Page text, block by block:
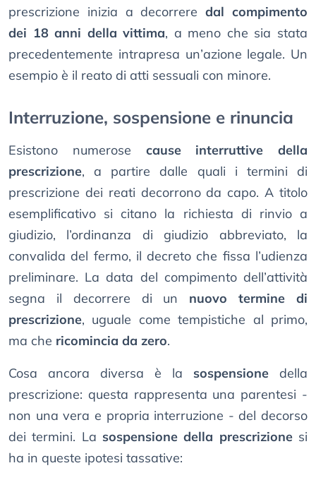
prescrizione inizia a decorreredal compimento
dei 18 anni della vittima, a meno che sia stata
precedentemente intrapresa un’azione legale. Un
esempio è il reato di atti sessuali con minore.
Interruzione, sospensione e rinuncia
Esistono numerose cause interruttive della
prescrizione, a partire dalle quali i termini di
prescrizione dei reati decorrono da capo. A titolo
esemplificativo si citano la richiesta di rinvio a
giudizio, l’ordinanza di giudizio abbreviato, la
convalida del fermo, il decreto che fissa l’udienza
preliminare. La data del compimento dell’attività
segna il decorrere di un nuovo termine di
prescrizione, uguale come tempistiche al primo,
ma che ricomincia da zero.
Cosa ancora diversa è la sospensione della
prescrizione: questa rappresenta una parentesi -
non una vera e propria interruzione - del decorso
dei termini. La sospensione della prescrizionesi
ha in queste ipotesi tassative: